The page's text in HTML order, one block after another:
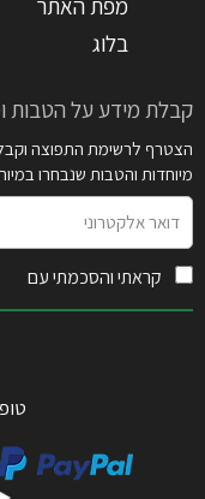
מפת האתר
בלוג
קבלת מידע על הטבות
הצטרף לרשימת התפוצה
מיוחדות והטבות שנבחרו
אלקטרוני
קראתי והסכמתי עם
טופ-